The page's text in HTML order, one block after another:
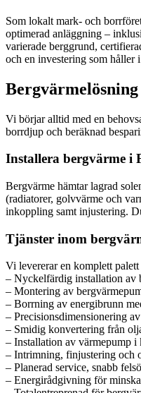
Som lokalt mark- och
optimerad anläggning –
varierade berggrund,
och en investering som håller
Vi börjar alltid med en
borrdjup och beräknad
Installera bergvärme
Bergvärme hämtar lagrad
(radiatorer, golvvärme och
inkoppling samt injustering.
Tjänster inom
Vi levererar en komplett
– Nyckelfärdig installation av
– Montering av
– Borrning av energibrunn
– Precisionsdimensionering
– Smidig konvertering från
– Installation av värmepump i
– Intrimning, finjustering och
– Planerad service, snabb
– Energirådgivning för